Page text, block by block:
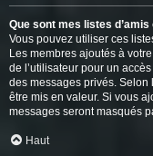
Que sont mes listes d’amis
Vous pouvez utiliser ces
Les membres ajoutés à
de l’utilisateur pour un
des messages privés.
être mis en valeur. Si vous
messages seront masqués
Haut